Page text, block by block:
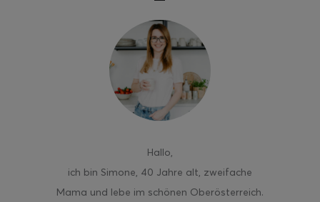
Hallo,
ich bin Simone, 40 Jahre alt, zweifache
Mama und lebe im schönen Oberösterreich.